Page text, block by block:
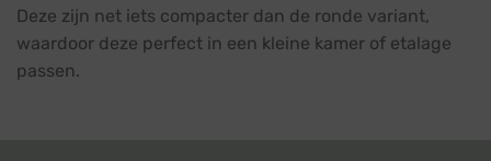
Deze zijn net iets compacter dan de ronde variant,
waardoor deze perfect in een kleine kamer of etalage
passen.